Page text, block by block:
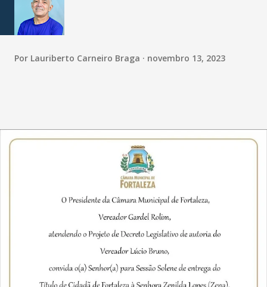
Por Lauriberto Carneiro Braga novembro 13, 2023